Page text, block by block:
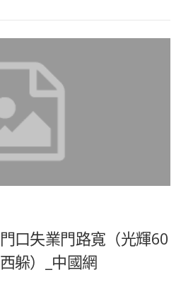
口失業門路寬（光輝60
躲）_中國網